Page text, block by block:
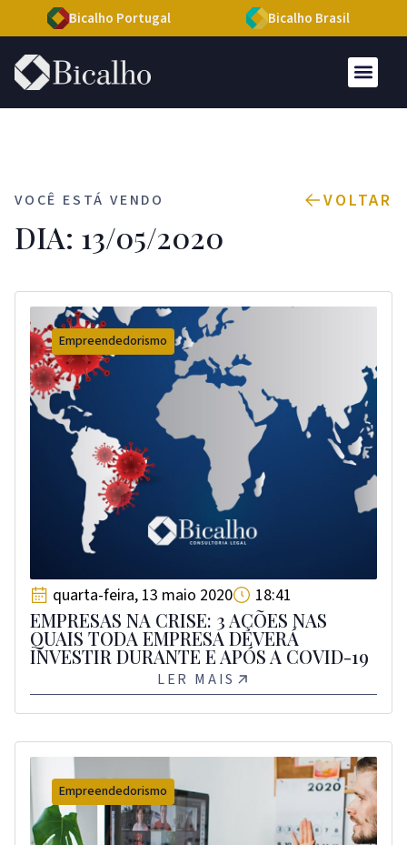
Bicalho Portugal Bicalho Brasil
VOCÊ ESTÁ VENDO VOLTAR
DIA: 13/05/2020
Empreendedorismo
quarta-feira, 13 maio 2020 18:41
EMPRESAS NA CRISE: 3 AÇÕES NAS
QUAIS TODA EMPRESA DEVERÁ
INVESTIR DURANTE E APÓS A COVID-19
LER MAIS
Empreendedorismo